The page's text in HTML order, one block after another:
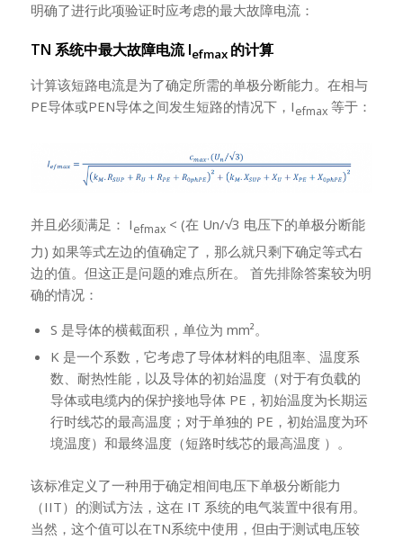
明确了进行此项验证时应考虑的最大故障电流：
TN 系统中最大故障电流 Iefmax 的计算
计算该短路电流是为了确定所需的单极分断能力。在相与
PE导体或PEN导体之间发生短路的情况下，Iefmax 等于：
并且必须满足： Iefmax < (在 Un/√3 电压下的单极分断能
力) 如果等式左边的值确定了，那么就只剩下确定等式右
边的值。但这正是问题的难点所在。 首先排除答案较为明
确的情况：
S 是导体的横截面积，单位为 mm²。
K 是一个系数，它考虑了导体材料的电阻率、温度系
数、耐热性能，以及导体的初始温度（对于有负载的
导体或电缆内的保护接地导体 PE，初始温度为长期运
行时线芯的最高温度；对于单独的 PE，初始温度为环
境温度）和最终温度（短路时线芯的最高温度 ）。
该标准定义了一种用于确定相间电压下单极分断能力
（IIT）的测试方法，这在 IT 系统的电气装置中很有用。
当然，这个值可以在TN系统中使用，但由于测试电压较